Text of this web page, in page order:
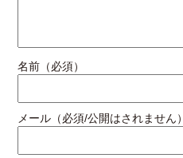
名前（必須）
メール（必須/公開はされません）